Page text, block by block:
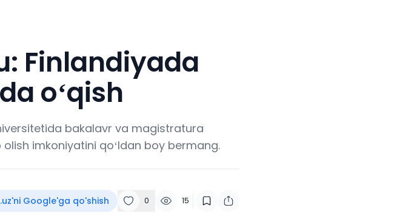
Finlandiyada
oʻqish
bakalavr va magistratura
imkoniyatini qoʻldan boy bermang.
Google'ga qo'shish 0 15